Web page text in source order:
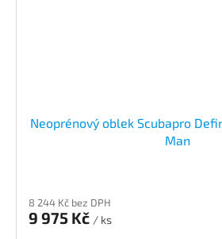
Neoprénový oblek Scubapro
Man
8 244 Kč bez DPH
9 975 Kč / ks